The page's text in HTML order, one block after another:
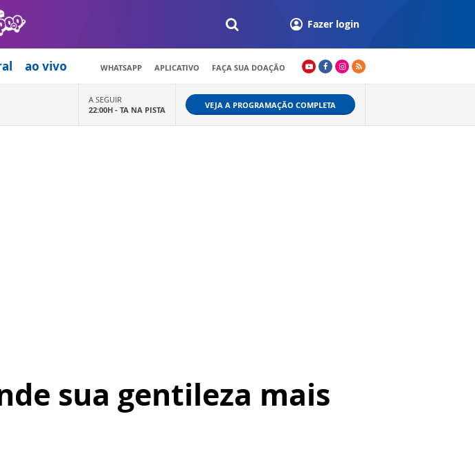
Fazer login
ao vivo WHATSAPP APLICATIVO FAÇA SUA DOAÇÃO
A SEGUIR
22:00H - TA NA PISTA VEJA A PROGRAMAÇÃO COMPLETA
sua gentileza mais